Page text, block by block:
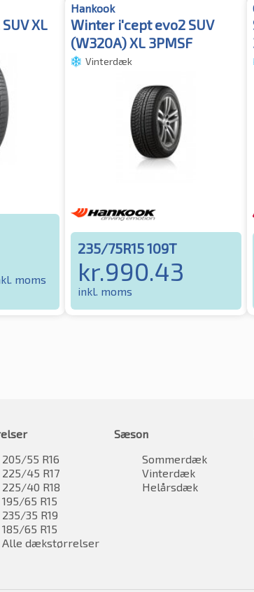
XL
moms
Hankook
Winter i'cept evo2 SUV
(W320A) XL 3PMSF
Vinterdæk
235/75R15 109T
kr.990.43
inkl. moms
205/55 R16
225/45 R17
225/40 R18
195/65 R15
235/35 R19
185/65 R15
Alle dækstørrelser
Sæson
Sommerdæk
Vinterdæk
Helårsdæk